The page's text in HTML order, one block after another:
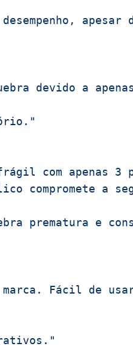
apesar
devido a
com apenas 3
compromete a
prematura e
marca. Fácil